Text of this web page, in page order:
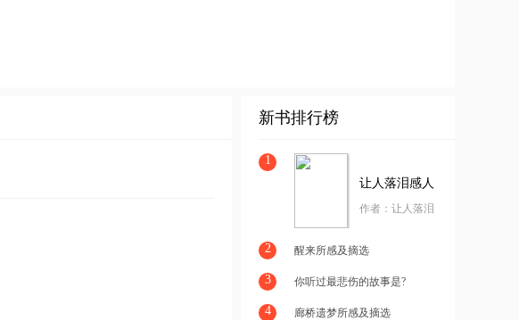
新书排行榜
1
让人落泪感人
作者： 让人落泪
2 醒来所感及摘选
3 你听过最悲伤的故事是?
4 廊桥遗梦所感及摘选